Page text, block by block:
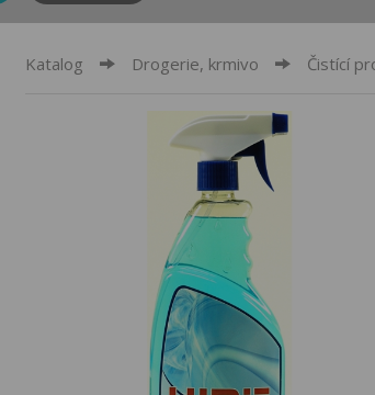
Katalog Drogerie, krmivo Čistící